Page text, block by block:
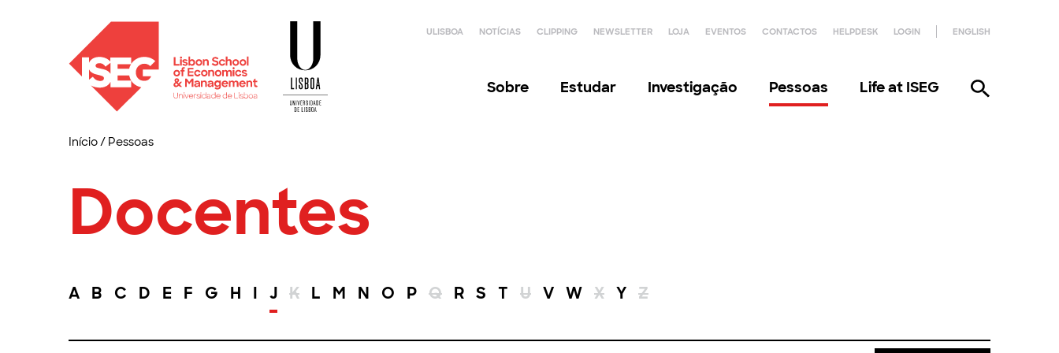
ULISBOA NOTÍCIAS CLIPPING NEWSLETTER LOJA EVENTOS CONTACTOS HELPDESK LOGIN ENGLISH
Sobre Estudar Investigação Pessoas Life at ISEG
Início/ Pessoas
Docentes
A B C D E F G H I J K L M N O P Q R S T U V W X Y Z